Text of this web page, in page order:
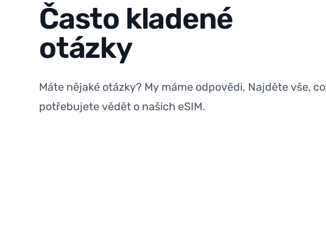
Často kladené
otázky
Máte nějaké otázky? My máme odpovědi. Najděte vše, co
potřebujete vědět o našich eSIM.